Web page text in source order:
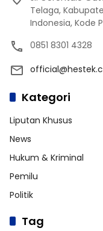
Telaga,
Indonesia, Kode
0851 8301 4328
Kategori
Liputan Khusus
News
Hukum & Kriminal
Pemilu
Politik
Tag